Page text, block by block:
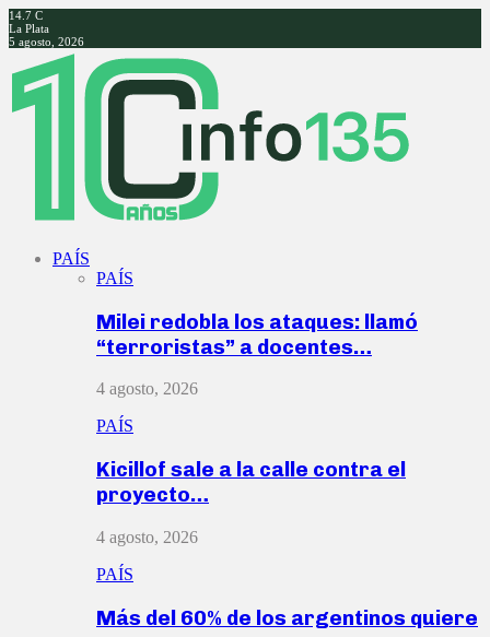
14.7 C
La Plata
5 agosto, 2026
Facebook
Twitter
Instagram
Youtube
PAÍS
PAÍS
Milei redobla los ataques: llamó
“terroristas” a docentes…
4 agosto, 2026
PAÍS
Kicillof sale a la calle contra el
proyecto…
4 agosto, 2026
PAÍS
Más del 60% de los argentinos quiere